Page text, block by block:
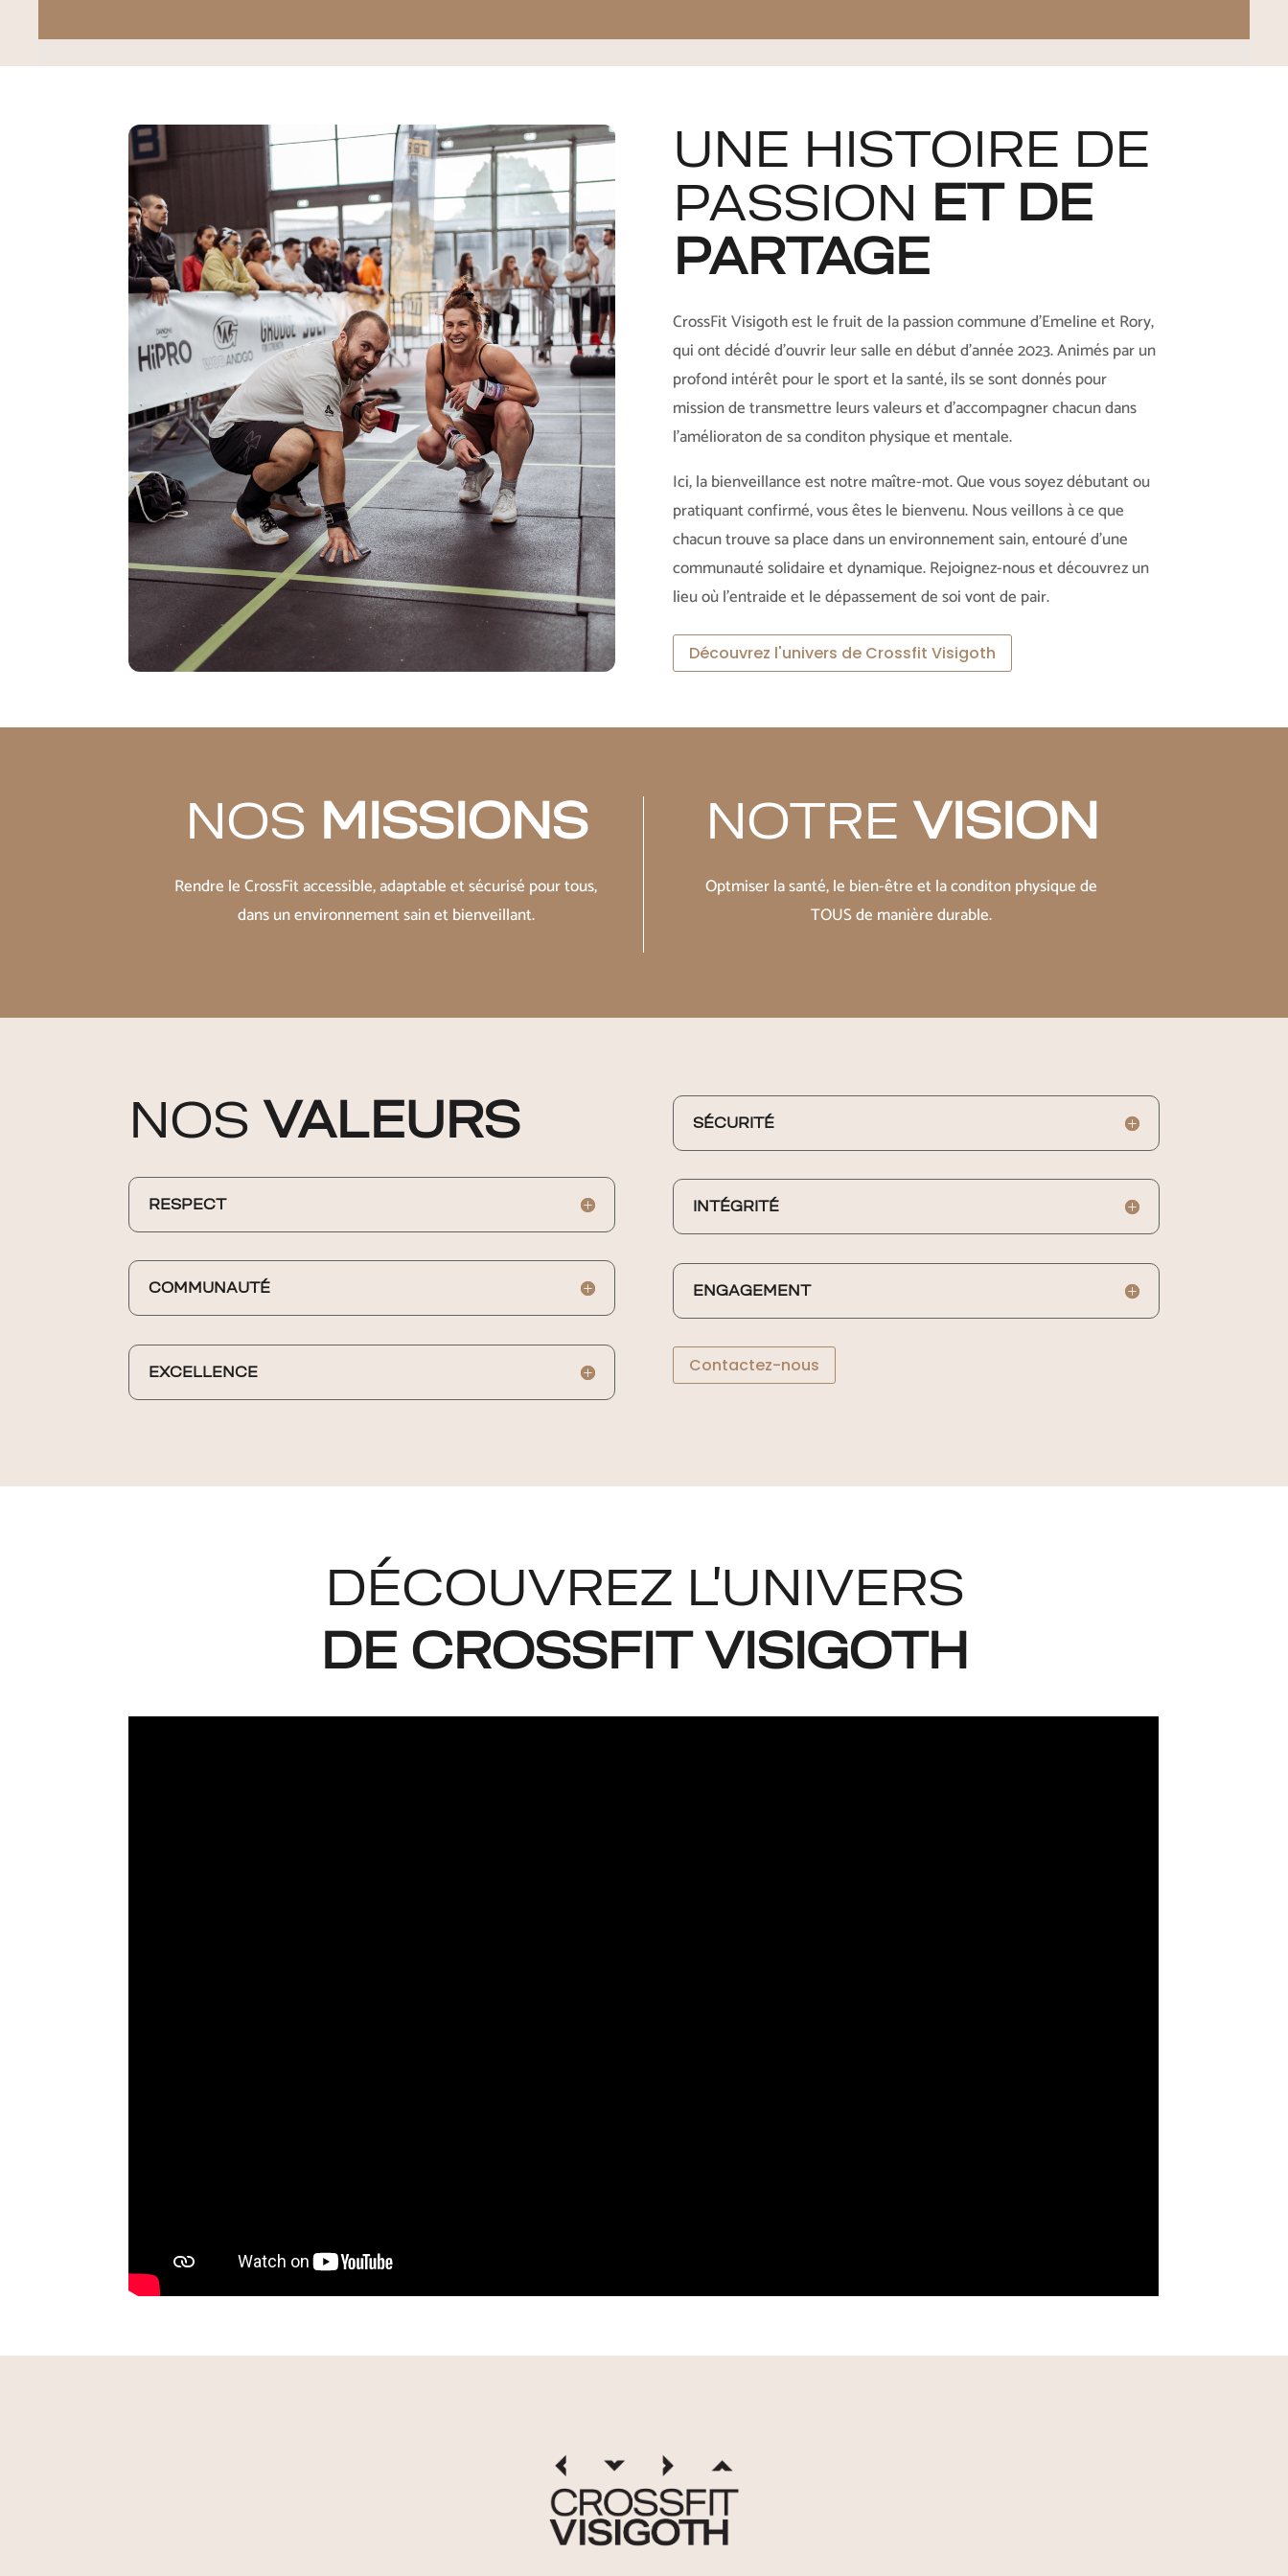
UNE HISTOIRE DE
PASSION ET DE
PARTAGE
CrossFit Visigoth est le fruit de la passion commune d’Emeline et Rory,
qui ont décidé d’ouvrir leur salle en début d’année 2023. Animés par un
profond intérêt pour le sport et la santé, ils se sont donnés pour
mission de transmettre leurs valeurs et d’accompagner chacun dans
l’amélioraton de sa conditon physique et mentale.
Ici, la bienveillance est notre maître-mot. Que vous soyez débutant ou
pratiquant confirmé, vous êtes le bienvenu. Nous veillons à ce que
chacun trouve sa place dans un environnement sain, entouré d’une
communauté solidaire et dynamique. Rejoignez-nous et découvrez un
lieu où l’entraide et le dépassement de soi vont de pair.
Découvrez l'univers de Crossfit Visigoth
NOS MISSIONS
Rendre le CrossFit accessible, adaptable et sécurisé pour tous,
dans un environnement sain et bienveillant.
NOTRE VISION
Optmiser la santé, le bien-être et la conditon physique de
TOUS de manière durable.
NOS VALEURS
RESPECT
COMMUNAUTÉ
EXCELLENCE
SÉCURITÉ
INTÉGRITÉ
ENGAGEMENT
Contactez-nous
DÉCOUVREZ L’UNIVERS
DE CROSSFIT VISIGOTH